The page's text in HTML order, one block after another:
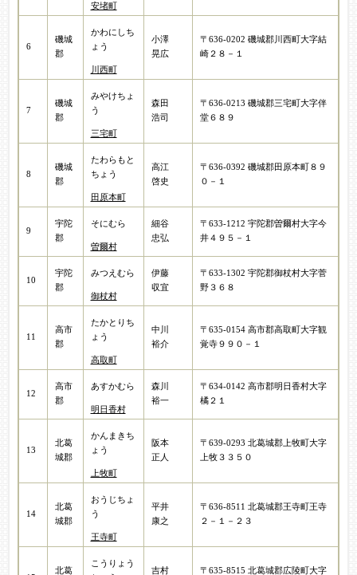
安堵町
6
磯城
郡
かわにしち
ょう
川西町
小澤
晃広
〒636-0202 磯城郡川西町大字結
崎２８－１
7
磯城
郡
みやけちょ
う
三宅町
森田
浩司
〒636-0213 磯城郡三宅町大字伴
堂６８９
8
磯城
郡
たわらもと
ちょう
田原本町
高江
啓史
〒636-0392 磯城郡田原本町８９
０－１
9
宇陀
郡
そにむら
曽爾村
細谷
忠弘​
〒633-1212 宇陀郡曽爾村大字今
井４９５－１
10
宇陀
郡
みつえむら
御杖村
伊藤
収宜
〒633-1302 宇陀郡御杖村大字菅
野３６８
11
高市
郡
たかとりち
ょう
高取町
中川
裕介
〒635-0154 高市郡高取町大字観
覚寺９９０－１
12
高市
郡
あすかむら
明日香村
森川
裕一
〒634-0142 高市郡明日香村大字
橘２１
13
北葛
城郡
かんまきち
ょう
上牧町
阪本
正人
〒639-0293 北葛城郡上牧町大字
上牧３３５０
14
北葛
城郡
おうじちょ
う
王寺町
平井
康之
〒636-8511 北葛城郡王寺町王寺
２－１－２３
北葛
こうりょう
吉村
〒635-8515 北葛城郡広陵町大字